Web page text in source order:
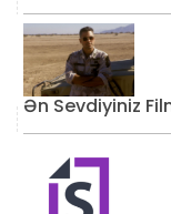
Ən Sevdiyiniz